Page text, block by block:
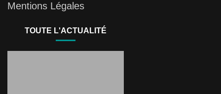
Mentions Légales
TOUTE L'ACTUALITÉ